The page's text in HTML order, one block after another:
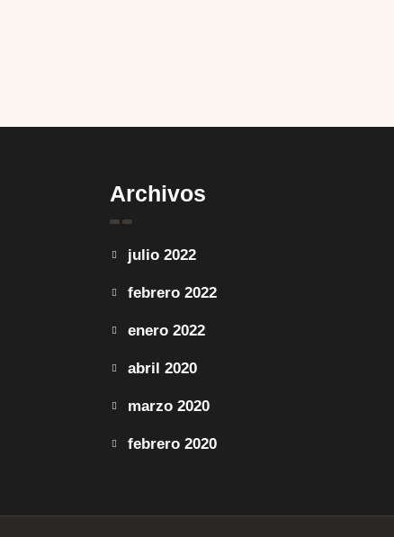
Archivos
julio 2022
febrero 2022
enero 2022
abril 2020
marzo 2020
febrero 2020